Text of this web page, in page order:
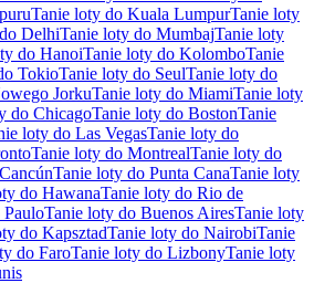
Tanie loty do Kuala LumpurTanie loty
DelhiTanie loty do MumbajTanie loty
do HanoiTanie loty do KolomboTanie
TokioTanie loty do SeulTanie loty do
JorkuTanie loty do MiamiTanie loty
do ChicagoTanie loty do BostonTanie
loty do Las VegasTanie loty do
Tanie loty do MontrealTanie loty do
Tanie loty do Punta CanaTanie loty
do HawanaTanie loty do Rio de
PauloTanie loty do Buenos AiresTanie loty
do KapsztadTanie loty do NairobiTanie
do FaroTanie loty do LizbonyTanie loty